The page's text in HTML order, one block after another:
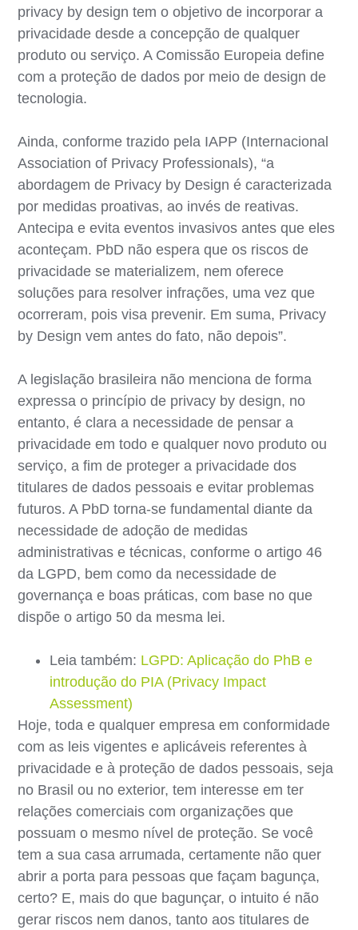
privacy by design tem o objetivo de incorporar a
privacidade desde a concepção de qualquer
produto ou serviço. A Comissão Europeia define
com a proteção de dados por meio de design de
tecnologia.
Ainda, conforme trazido pela IAPP (Internacional
Association of Privacy Professionals), “a
abordagem de Privacy by Design é caracterizada
por medidas proativas, ao invés de reativas.
Antecipa e evita eventos invasivos antes que eles
aconteçam. PbD não espera que os riscos de
privacidade se materializem, nem oferece
soluções para resolver infrações, uma vez que
ocorreram, pois visa prevenir. Em suma, Privacy
by Design vem antes do fato, não depois”.
A legislação brasileira não menciona de forma
expressa o princípio de privacy by design, no
entanto, é clara a necessidade de pensar a
privacidade em todo e qualquer novo produto ou
serviço, a fim de proteger a privacidade dos
titulares de dados pessoais e evitar problemas
futuros. A PbD torna-se fundamental diante da
necessidade de adoção de medidas
administrativas e técnicas, conforme o artigo 46
da LGPD, bem como da necessidade de
governança e boas práticas, com base no que
dispõe o artigo 50 da mesma lei.
Leia também: LGPD: Aplicação do PhB e
introdução do PIA (Privacy Impact
Assessment)
Hoje, toda e qualquer empresa em conformidade
com as leis vigentes e aplicáveis referentes à
privacidade e à proteção de dados pessoais, seja
no Brasil ou no exterior, tem interesse em ter
relações comerciais com organizações que
possuam o mesmo nível de proteção. Se você
tem a sua casa arrumada, certamente não quer
abrir a porta para pessoas que façam bagunça,
certo? E, mais do que bagunçar, o intuito é não
gerar riscos nem danos, tanto aos titulares de